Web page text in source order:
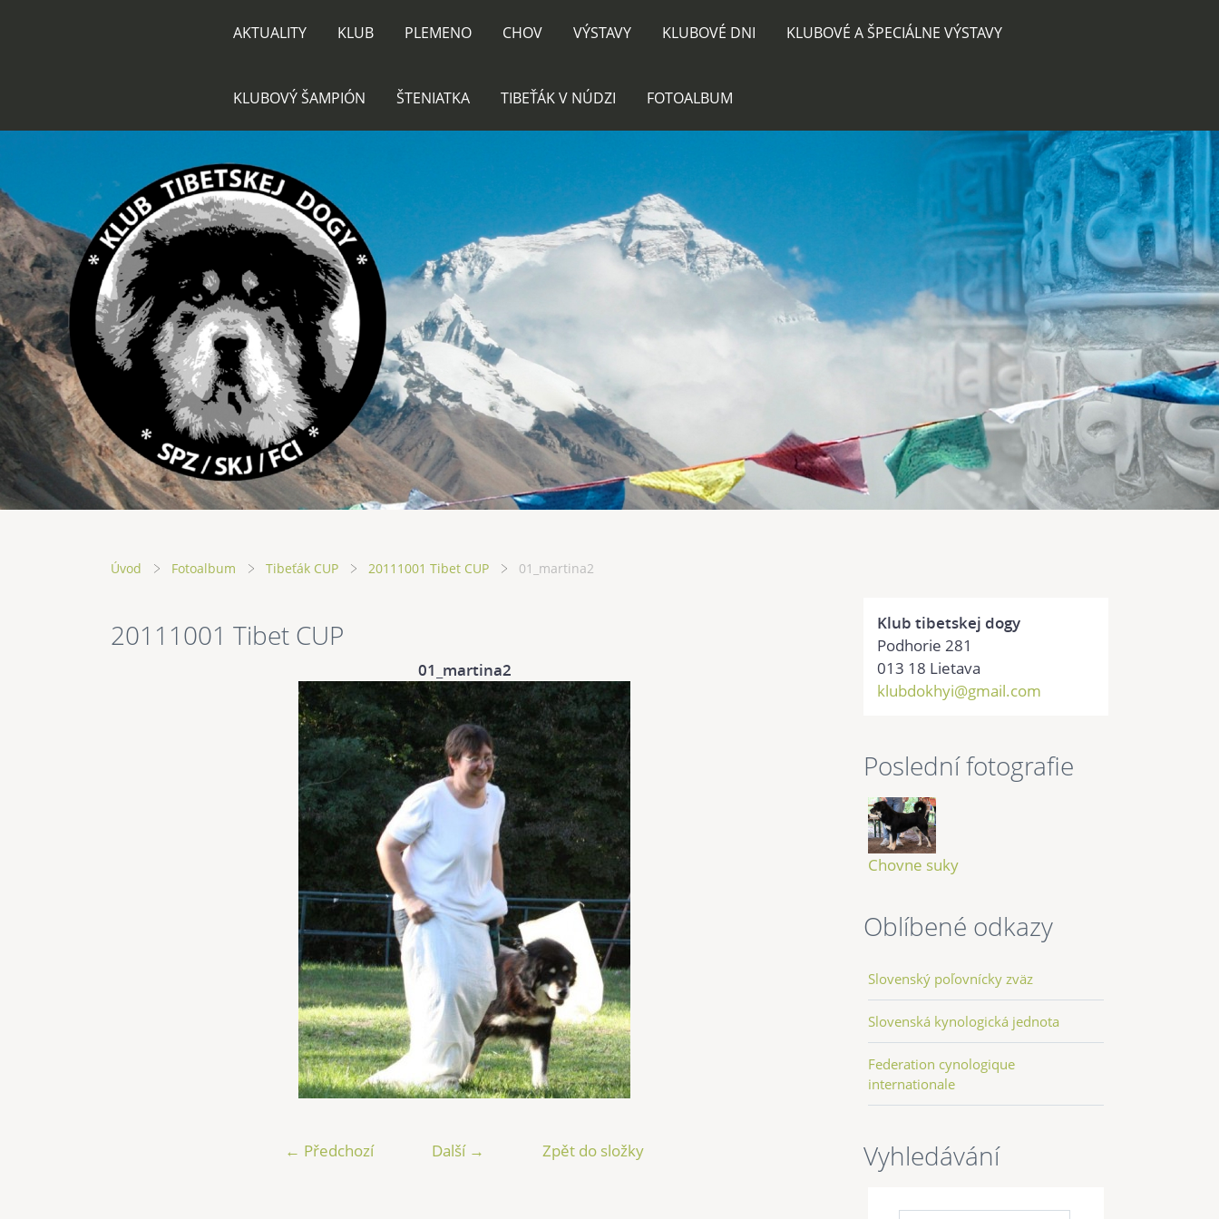
AKTUALITY KLUB PLEMENO CHOV VÝSTAVY KLUBOVÉ DNI KLUBOVÉ A ŠPECIÁLNE VÝSTAVY
KLUBOVÝ ŠAMPIÓN ŠTENIATKA TIBEŤÁK V NÚDZI FOTOALBUM
Úvod Fotoalbum Tibeťák CUP 20111001 Tibet CUP 01_martina2
20111001 Tibet CUP
01_martina2
← Předchozí Další → Zpět do složky
Klub tibetskej dogy
Podhorie 281
013 18 Lietava
klubdokhyi@gmail.com
Poslední fotografie
Chovne suky
Oblíbené odkazy
Slovenský poľovnícky zväz
Slovenská kynologická jednota
Federation cynologique
internationale
Vyhledávání